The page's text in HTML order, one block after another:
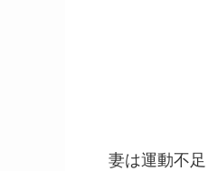
妻は運動不